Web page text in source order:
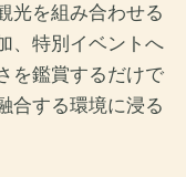
光を組み合わせる
、特別イベントへ
を鑑賞するだけで
合する環境に浸る